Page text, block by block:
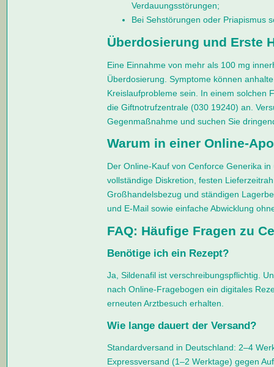
Verdauungsstörungen;
Bei Sehstörungen oder Priapismus
Überdosierung und Erste
Eine Einnahme von mehr als 100 mg
Überdosierung. Symptome können
Kreislaufprobleme sein. In einem solchen
die Giftnotrufzentrale (030 19240) an.
Gegenmaßnahme und suchen Sie
Warum in einer Online-
Der Online-Kauf von Cenforce Generika
vollständige Diskretion, festen
Großhandelsbezug und ständigen
und E-Mail sowie einfache Abwicklung
FAQ: Häufige Fragen zu
Benötige ich ein Rezept?
Ja, Sildenafil ist verschreibungspflichtig.
nach Online-Fragebogen ein digitales
erneuten Arztbesuch erhalten.
Wie lange dauert der Versand?
Standardversand in Deutschland: 2–4
Expressversand (1–2 Werktage) gegen